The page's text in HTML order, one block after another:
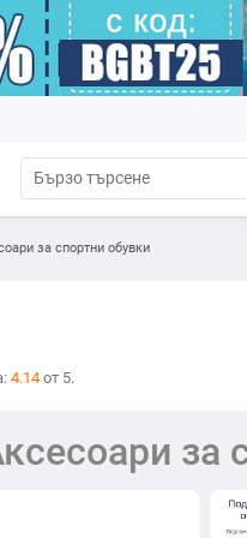
за спортни обувки
4.14 от 5.
за